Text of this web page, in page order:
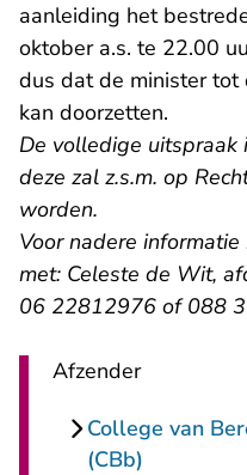
aanleiding het
oktober a.s. te 22.00
dus dat de minister
kan doorzetten.
De volledige uitspraak
deze zal z.s.m. op
worden.
Voor nadere
met: Celeste de Wit,
06 22812976 of 088
Afzender
College van
(CBb)